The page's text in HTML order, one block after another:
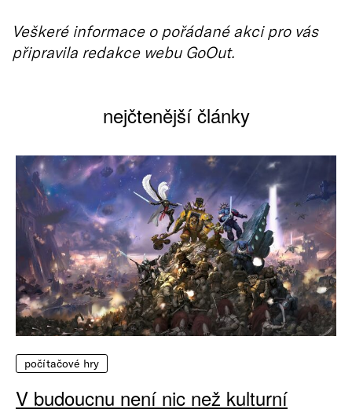
Veškeré informace o pořádané akci pro vás
připravila redakce webu GoOut.
nejčtenější články
počítačové hry
V budoucnu není nic než kulturní